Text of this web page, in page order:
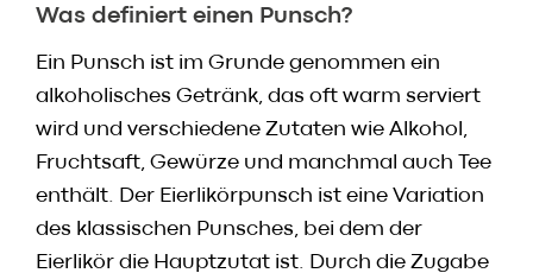
Was definiert einen Punsch?
Ein Punsch ist im Grunde genommen ein
alkoholisches Getränk, das oft warm serviert
wird und verschiedene Zutaten wie Alkohol,
Fruchtsaft, Gewürze und manchmal auch Tee
enthält. Der Eierlikörpunsch ist eine Variation
des klassischen Punsches, bei dem der
Eierlikör die Hauptzutat ist. Durch die Zugabe